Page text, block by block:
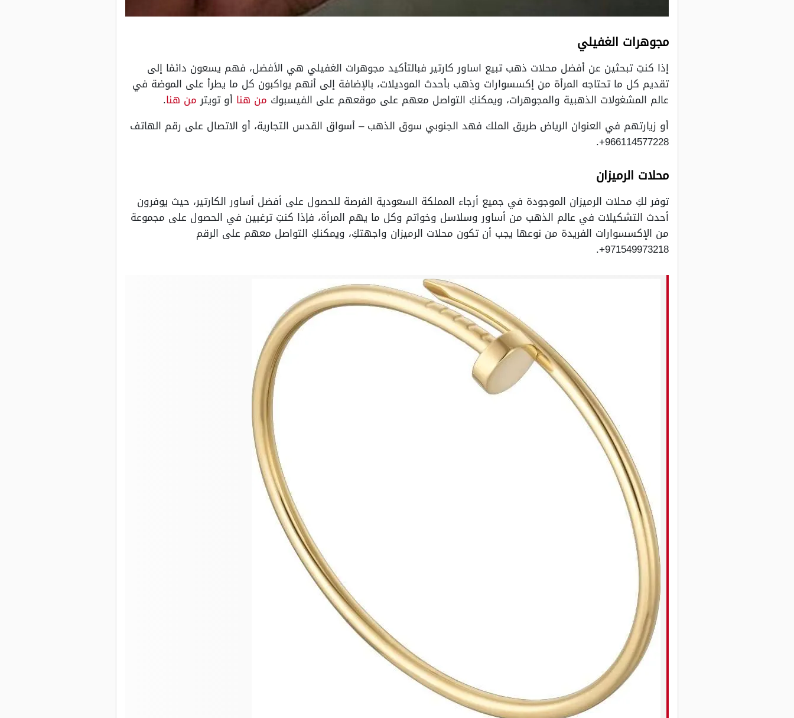
مجوهرات الغفيلي
إذا كنتِ تبحثين عن أفضل محلات ذهب تبيع اساور كارتير فبالتأكيد مجوهرات الغفيلي هي الأفضل، فهم يسعون دائمًا إلى
تقديم كل ما تحتاجه المرأة من إكسسوارات وذهب بأحدث الموديلات، بالإضافة إلى أنهم يواكبون كل ما يطرأ على الموضة في
عالم المشغولات الذهبية والمجوهرات، ويمكنكِ التواصل معهم على موقعهم على الفيسبوك من هنا أو تويترمن هنا.
أو زيارتهم في العنوان الرياض طريق الملك فهد الجنوبي سوق الذهب – أسواق القدس التجارية، أو الاتصال على رقم الهاتف
966114577228+.
محلات الرميزان
توفر لكِ محلات الرميزان الموجودة في جميع أرجاء المملكة السعودية الفرصة للحصول على أفضل أساور الكارتير، حيث يوفرون
أحدث التشكيلات في عالم الذهب من أساور وسلاسل وخواتم وكل ما يهم المرأة، فإذا كنتِ ترغبين في الحصول على مجموعة
من الإكسسوارات الفريدة من نوعها يجب أن تكون محلات الرميزان واجهتكِ، ويمكنكِ التواصل معهم على الرقم
971549973218+.